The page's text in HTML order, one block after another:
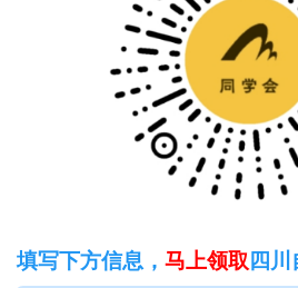
填写下方信息， 马上领取 四